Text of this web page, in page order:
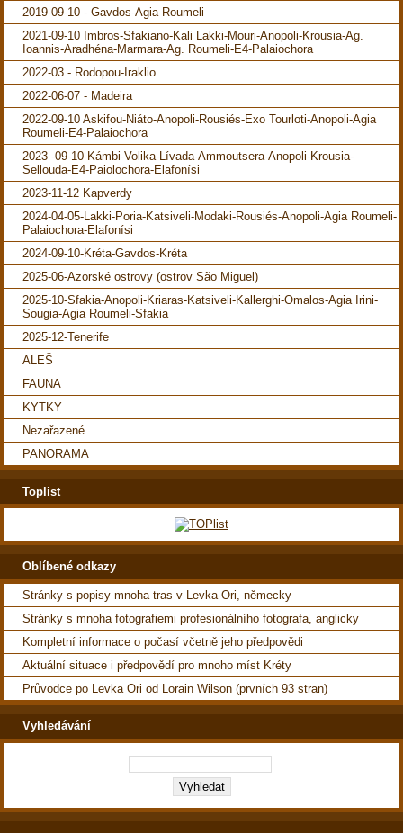
2019-09-10 - Gavdos-Agia Roumeli
2021-09-10 Imbros-Sfakiano-Kali Lakki-Mouri-Anopoli-Krousia-Ag.
Ioannis-Aradhéna-Marmara-Ag. Roumeli-E4-Palaiochora
2022-03 - Rodopou-Iraklio
2022-06-07 - Madeira
2022-09-10 Askifou-Niáto-Anopoli-Rousiés-Exo Tourloti-Anopoli-Agia
Roumeli-E4-Palaiochora
2023 -09-10 Kámbi-Volika-Lívada-Ammoutsera-Anopoli-Krousia-
Sellouda-E4-Paiolochora-Elafonísi
2023-11-12 Kapverdy
2024-04-05-Lakki-Poria-Katsiveli-Modaki-Rousiés-Anopoli-Agia Roumeli-
Palaiochora-Elafonísi
2024-09-10-Kréta-Gavdos-Kréta
2025-06-Azorské ostrovy (ostrov São Miguel)
2025-10-Sfakia-Anopoli-Kriaras-Katsiveli-Kallerghi-Omalos-Agia Irini-
Sougia-Agia Roumeli-Sfakia
2025-12-Tenerife
ALEŠ
FAUNA
KYTKY
Nezařazené
PANORAMA
Toplist
Oblíbené odkazy
Stránky s popisy mnoha tras v Levka-Ori, německy
Stránky s mnoha fotografiemi profesionálního fotografa, anglicky
Kompletní informace o počasí včetně jeho předpovědi
Aktuální situace i předpovědí pro mnoho míst Kréty
Průvodce po Levka Ori od Lorain Wilson (prvních 93 stran)
Vyhledávání